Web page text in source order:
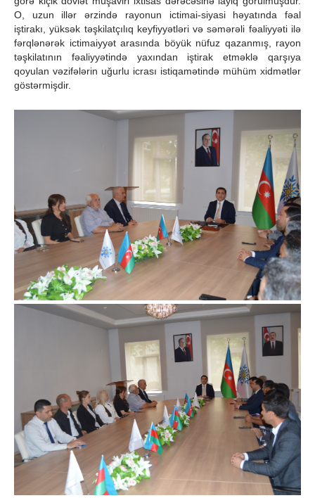
O, uzun illər ərzində rayonun ictimai-siyasi həyatında fəal
iştirakı, yüksək təşkilatçılıq keyfiyyətləri və səmərəli fəaliyyəti ilə
fərqlənərək ictimaiyyət arasında böyük nüfuz qazanmış, rayon
təşkilatının fəaliyyətində yaxından iştirak etməklə qarşıya
qoyulan vəzifələrin uğurlu icrası istiqamətində mühüm xidmətlər
göstərmişdir.